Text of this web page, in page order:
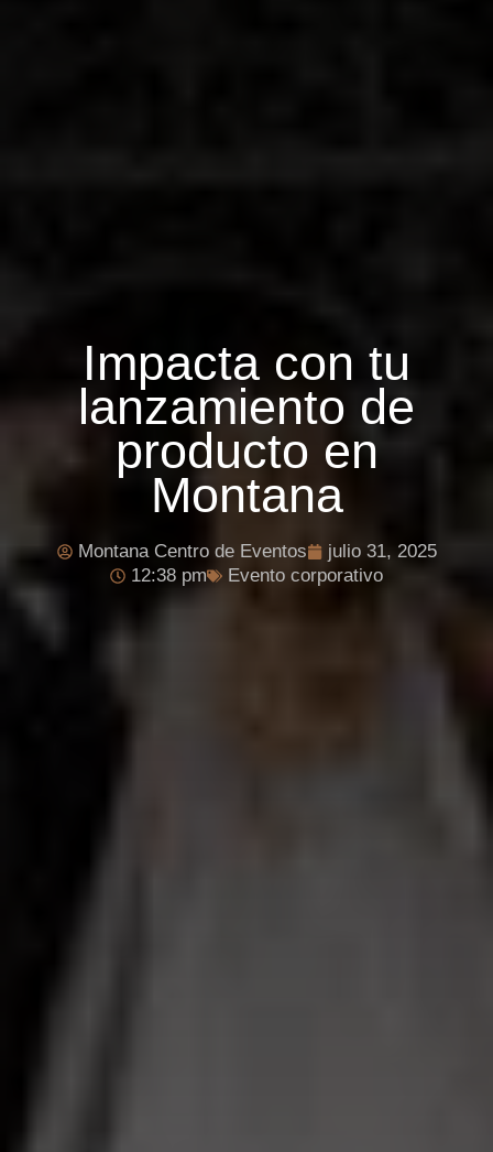
Impacta con tu
lanzamiento de
producto en
Montana
Montana Centro de Eventos
julio 31, 2025
12:38 pm
Evento corporativo